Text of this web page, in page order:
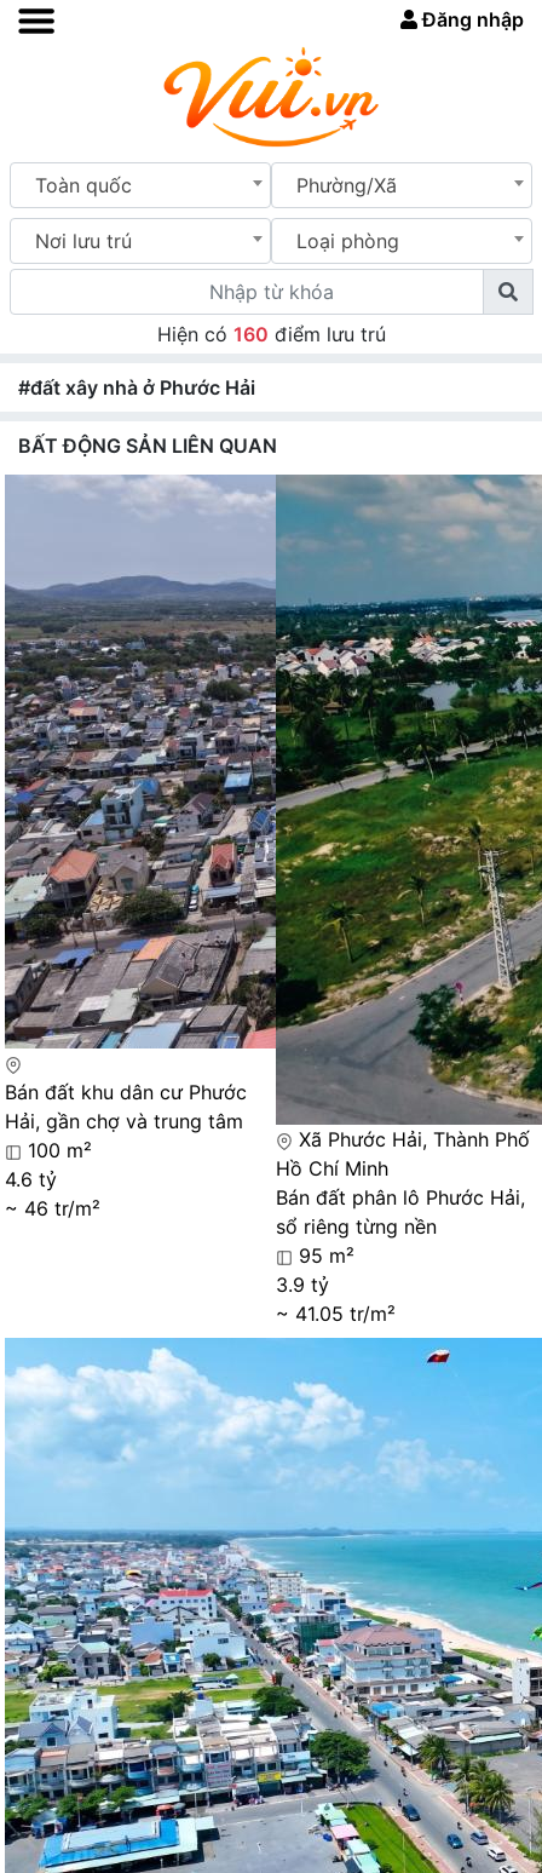
Đăng nhập
Toàn quốc Phường/Xã
Nơi lưu trú Loại phòng
Hiện có 160 điểm lưu trú
#đất xây nhà ở Phước Hải
BẤT ĐỘNG SẢN LIÊN QUAN
Bán đất khu dân cư Phước
Hải, gần chợ và trung tâm
100 m²
4.6 tỷ
~ 46 tr/m²
Xã Phước Hải, Thành Phố
Hồ Chí Minh
Bán đất phân lô Phước Hải,
sổ riêng từng nền
95 m²
3.9 tỷ
~ 41.05 tr/m²